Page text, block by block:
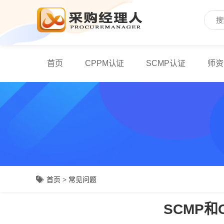
首页 CPPM认证 SCMP认证 师
首页 > 常见问题
SCMP和